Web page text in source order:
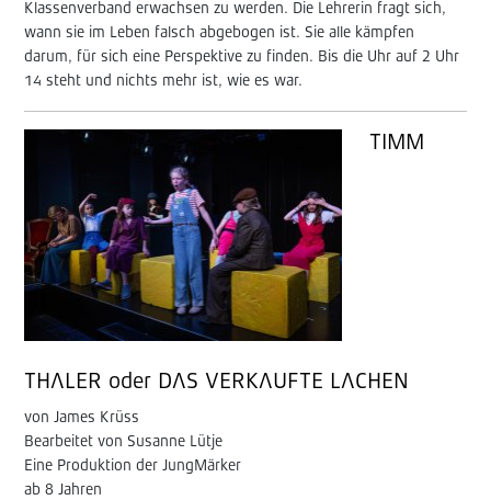
Klassenverband erwachsen zu werden. Die Lehrerin fragt sich,
wann sie im Leben falsch abgebogen ist. Sie alle kämpfen
darum, für sich eine Perspektive zu finden. Bis die Uhr auf 2 Uhr
14 steht und nichts mehr ist, wie es war.
TIMM
THALER oder DAS VERKAUFTE LACHEN
von James Krüss
Bearbeitet von Susanne Lütje
Eine Produktion der JungMärker
ab 8 Jahren